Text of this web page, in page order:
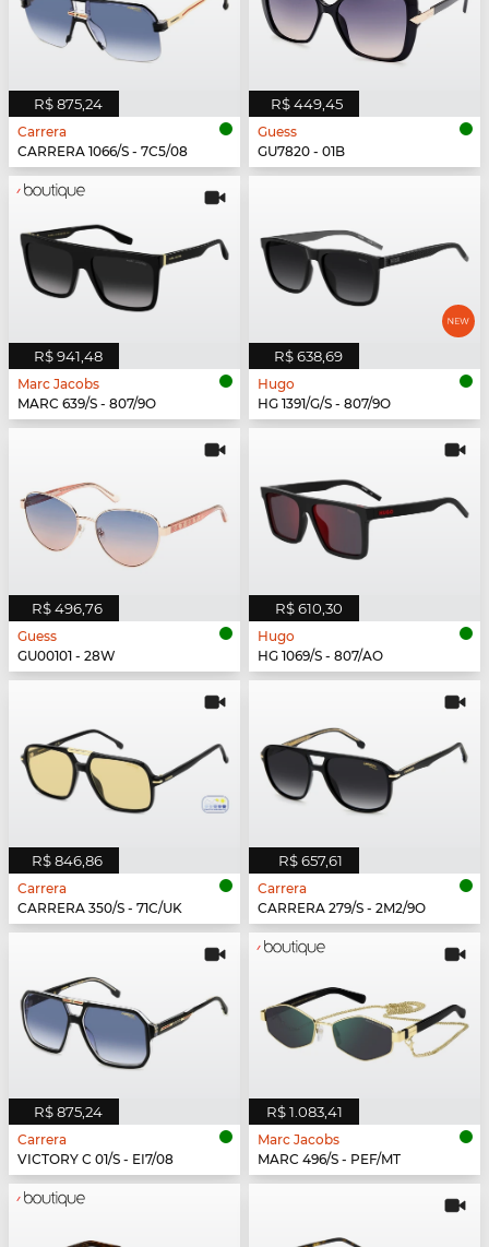
R$ 875,24
Carrera
CARRERA 1066/S - 7C5/08
R$ 449,45
Guess
GU7820 - 01B
R$ 941,48
Marc Jacobs
MARC 639/S - 807/9O
R$ 638,69
Hugo
HG 1391/G/S - 807/9O
R$ 496,76
Guess
GU00101 - 28W
R$ 610,30
Hugo
HG 1069/S - 807/AO
R$ 846,86
Carrera
CARRERA 350/S - 71C/UK
R$ 657,61
Carrera
CARRERA 279/S - 2M2/9O
R$ 875,24
Carrera
VICTORY C 01/S - EI7/08
R$ 1.083,41
Marc Jacobs
MARC 496/S - PEF/MT